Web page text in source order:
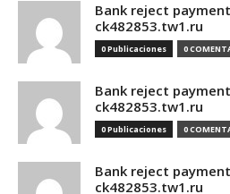
Bank reject
ck482853.tw1.ru
0 Publicaciones 0
Bank reject
ck482853.tw1.ru
0 Publicaciones 0
Bank reject
ck482853.tw1.ru